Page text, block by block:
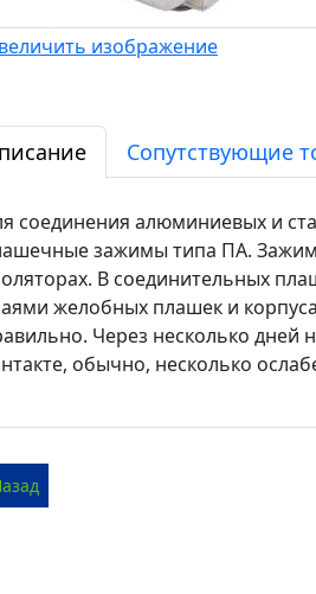
изображение
Сопутствующие
соединения алюминиевых и
зажимы типа ПА.
В соединительных
желобных плашек и
Через несколько дней
обычно, несколько